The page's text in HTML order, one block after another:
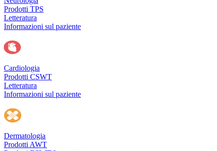
Prodotti TPS
Letteratura
Informazioni sul paziente
Cardiologia
Prodotti CSWT
Letteratura
Informazioni sul paziente
Dermatologia
Prodotti AWT